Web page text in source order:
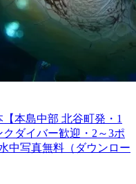
本島中部 北谷町発・1
ダイバー歓迎・2～3ポ
中写真無料（ダウンロー